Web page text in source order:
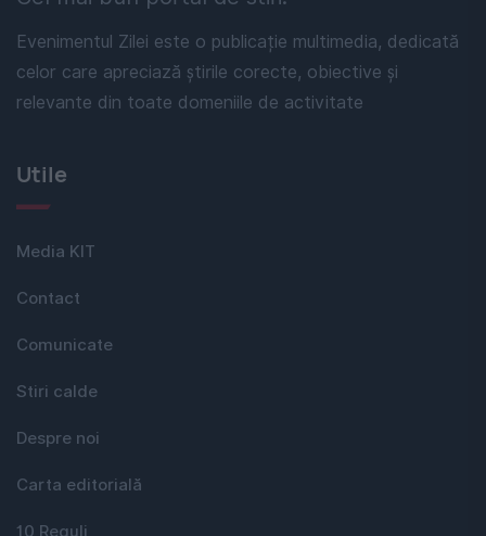
Evenimentul Zilei este o publicație multimedia, dedicată
celor care apreciază știrile corecte, obiective și
relevante din toate domeniile de activitate
Utile
Media KIT
Contact
Comunicate
Stiri calde
Despre noi
Carta editorială
10 Reguli